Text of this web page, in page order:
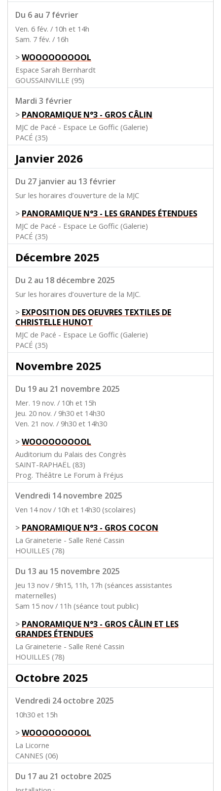
Du 6 au 7 février
Ven. 6 fév. / 10h et 14h
Sam. 7 fév. / 16h
>WOOOOOOOOOL
Espace Sarah Bernhardt
GOUSSAINVILLE (95)
Mardi 3 février
> PANORAMIQUE N°3 - GROS CÂLIN
MJC de Pacé - Espace Le Goffic (Galerie)
PACÉ (35)
Janvier 2026
Du 27 janvier au 13 février
Sur les horaires d’ouverture de la MJC
> PANORAMIQUE N°3 - LES GRANDES ÉTENDUES
MJC de Pacé - Espace Le Goffic (Galerie)
PACÉ (35)
Décembre 2025
Du 2 au 18 décembre 2025
Sur les horaires d’ouverture de la MJC.
> EXPOSITION DES OEUVRES TEXTILES DE
CHRISTELLE HUNOT
MJC de Pacé - Espace Le Goffic (Galerie)
PACÉ (35)
Novembre 2025
Du 19 au 21 novembre 2025
Mer. 19 nov. / 10h et 15h
Jeu. 20 nov. / 9h30 et 14h30
Ven. 21 nov. / 9h30 et 14h30
>WOOOOOOOOOL
Auditorium du Palais des Congrès
SAINT-RAPHAËL (83)
Prog. Théâtre Le Forum à Fréjus
Vendredi 14 novembre 2025
Ven 14 nov / 10h et 14h30 (scolaires)
> PANORAMIQUE N°3 - GROS COCON
La Graineterie - Salle René Cassin
HOUILLES (78)
Du 13 au 15 novembre 2025
Jeu 13 nov / 9h15, 11h, 17h (séances assistantes
maternelles)
Sam 15 nov / 11h (séance tout public)
> PANORAMIQUE N°3 - GROS CÂLIN ET LES
GRANDES ÉTENDUES
La Graineterie - Salle René Cassin
HOUILLES (78)
Octobre 2025
Vendredi 24 octobre 2025
10h30 et 15h
>WOOOOOOOOOL
La Licorne
CANNES (06)
Du 17 au 21 octobre 2025